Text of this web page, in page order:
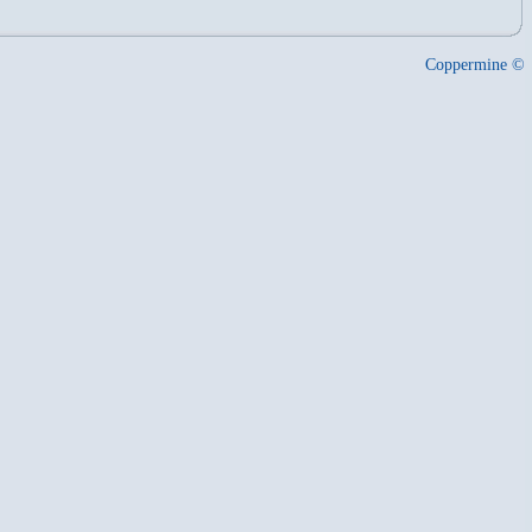
Coppermine ©